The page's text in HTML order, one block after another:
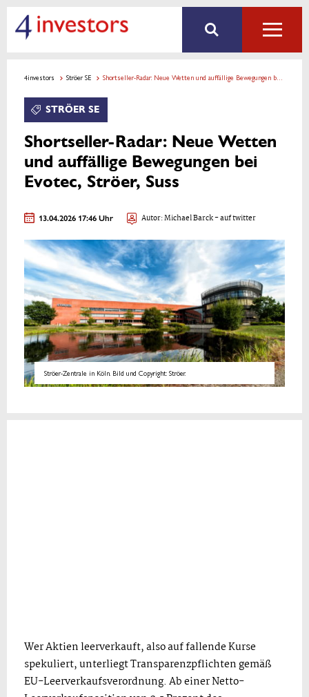
4investors Ströer SE Shortseller-Radar: Neue Wetten und auffällige Bewegungen bei Evotec, Ströer, Suss
STRÖER SE
Shortseller-Radar: Neue Wetten
und auffällige Bewegungen bei
Evotec, Ströer, Suss
13.04.2026 17:46 Uhr Autor:Michael Barck- auf twitter
Ströer-Zentrale in Köln. Bild und Copyright: Ströer.
Wer Aktien leerverkauft, also auf fallende Kurse
spekuliert, unterliegt Transparenzpflichten gemäß
EU-Leerverkaufsverordnung. Ab einer Netto-